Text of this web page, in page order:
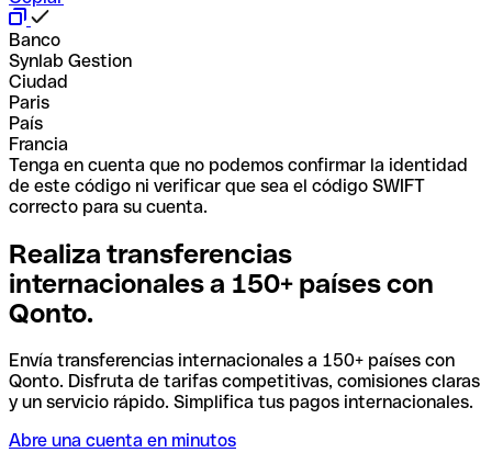
Banco
Synlab Gestion
Ciudad
Paris
País
Francia
Tenga en cuenta que no podemos confirmar la identidad
de este código ni verificar que sea el código SWIFT
correcto para su cuenta.
Realiza transferencias
internacionales a 150+ países con
Qonto.
Envía transferencias internacionales a 150+ países con
Qonto. Disfruta de tarifas competitivas, comisiones claras
y un servicio rápido. Simplifica tus pagos internacionales.
Abre una cuenta en minutos